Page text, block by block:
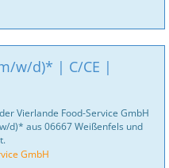
w/d)* | C/CE |
Vierlande Food-Service GmbH
d)* aus 06667 Weißenfels und
GmbH